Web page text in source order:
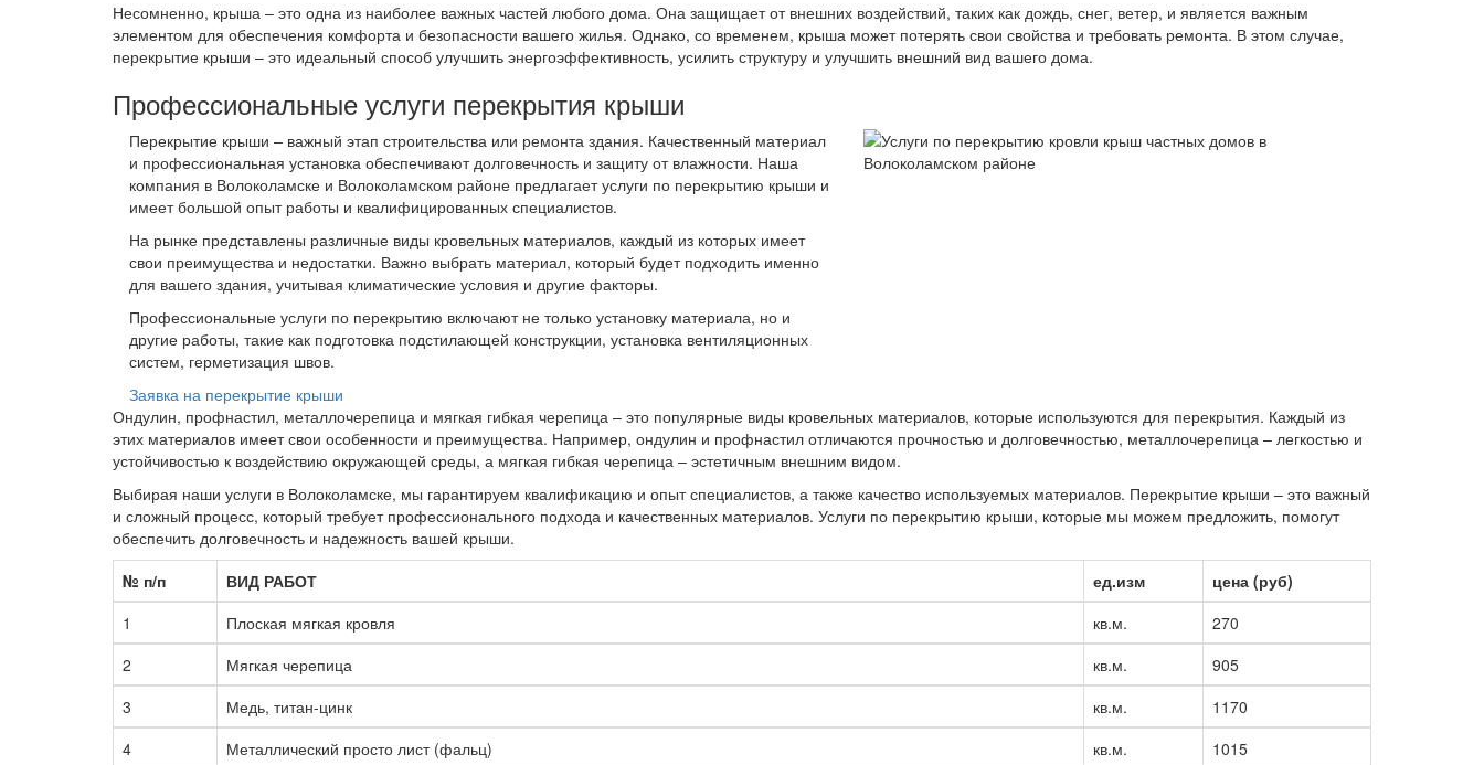
Несомненно, крыша – это одна из наиболее важных частей любого дома. Она защищает от внешних воздействий, таких как дождь, снег, ветер, и является важным
элементом для обеспечения комфорта и безопасности вашего жилья. Однако, со временем, крыша может потерять свои свойства и требовать ремонта. В этом случае,
перекрытие крыши – это идеальный способ улучшить энергоэффективность, усилить структуру и улучшить внешний вид вашего дома.
Профессиональные услуги перекрытия крыши
Перекрытие крыши – важный этап строительства или ремонта здания. Качественный материал
и профессиональная установка обеспечивают долговечность и защиту от влажности. Наша
компания в Волоколамске и Волоколамском районе предлагает услуги по перекрытию крыши и
имеет большой опыт работы и квалифицированных специалистов.
На рынке представлены различные виды кровельных материалов, каждый из которых имеет
свои преимущества и недостатки. Важно выбрать материал, который будет подходить именно
для вашего здания, учитывая климатические условия и другие факторы.
Профессиональные услуги по перекрытию включают не только установку материала, но и
другие работы, такие как подготовка подстилающей конструкции, установка вентиляционных
систем, герметизация швов.
Заявка на перекрытие крыши
Ондулин, профнастил, металлочерепица и мягкая гибкая черепица – это популярные виды кровельных материалов, которые используются для перекрытия. Каждый из
этих материалов имеет свои особенности и преимущества. Например, ондулин и профнастил отличаются прочностью и долговечностью, металлочерепица – легкостью и
устойчивостью к воздействию окружающей среды, а мягкая гибкая черепица – эстетичным внешним видом.
Выбирая наши услуги в Волоколамске, мы гарантируем квалификацию и опыт специалистов, а также качество используемых материалов. Перекрытие крыши – это важный
и сложный процесс, который требует профессионального подхода и качественных материалов. Услуги по перекрытию крыши, которые мы можем предложить, помогут
обеспечить долговечность и надежность вашей крыши.
№ п/п
ВИД РАБОТ ед.изм
цена (руб)
1
Плоская мягкая кровля кв.м.
270
2
Мягкая черепица кв.м.
905
3
Медь, титан-цинк кв.м.
1170
4
Металлический просто лист (фальц) кв.м.
1015